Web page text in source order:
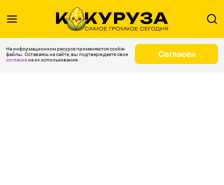
На информационном ресурсе применяются cookie-
файлы. Оставаясь на сайте, вы подтверждаете свое
согласиена их использование.
Согласен